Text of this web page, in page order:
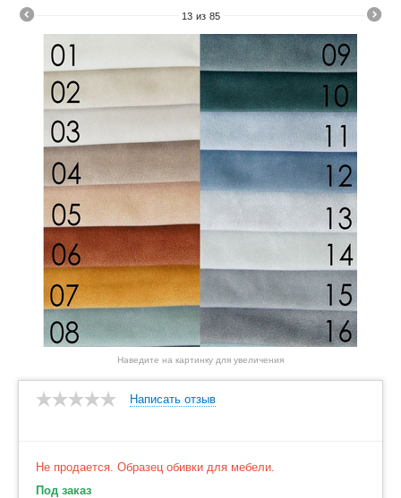
13 из 85
Наведите на картинку для увеличения
Написать отзыв
Не продается. Образец обивки для мебели.
Под заказ